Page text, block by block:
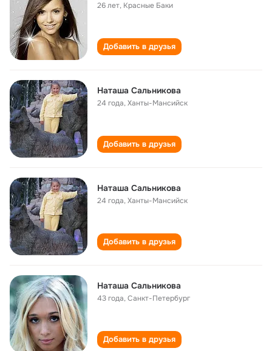
26 лет, Красные Баки
Добавить в друзья
Наташа Сальникова
24 года,Ханты-Мансийск
Добавить в друзья
Наташа Сальникова
24 года,Ханты-Мансийск
Добавить в друзья
Наташа Сальникова
43 года,Санкт-Петербург
Добавить в друзья